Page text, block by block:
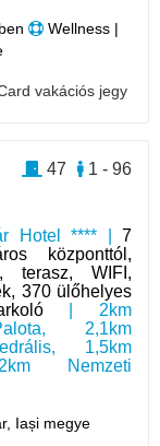
Wellness |
vakációs jegy
Hotel **** | 7
központtól,
terasz, WIFI,
370 ülőhelyes
| 2km
2,1km
1,5km
Nemzeti
Iași megye
1 - 96
47